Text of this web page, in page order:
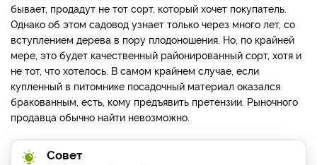
бывает, продадут не тот сорт, который хочет покупатель.
Однако об этом садовод узнает только через много лет, со
вступлением дерева в пору плодоношения. Но, по крайней
мере, это будет качественный районированный сорт, хотя и
не тот, что хотелось. В самом крайнем случае, если
купленный в питомнике посадочный материал оказался
бракованным, есть, кому предъявить претензии. Рыночного
продавца обычно найти невозможно.
Совет